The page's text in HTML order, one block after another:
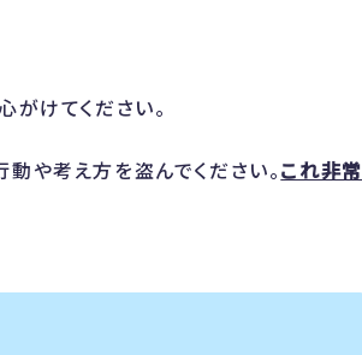
がけてください。
や考え方を盗んでください。これ非常